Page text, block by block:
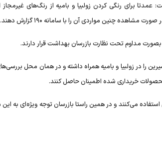
برای رنگی کردن زولبیا و بامیه از رنگ‌های غیرمجاز
چنین مواردی آن را با سامانه ۱۹۰ گزارش دهند.
بصورت مداوم تحت نظارت بازرسان بهداشت قرار دارند.
را در زولبیا و بامیه همراه داشته و در همان محل
محصولات خریداری شده اطمینان حاصل کنند.
می‌کنند و در همین راستا بازرسان توجه ویژه‌ای به